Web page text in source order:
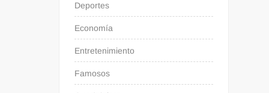
Deportes
Economía
Entretenimiento
Famosos